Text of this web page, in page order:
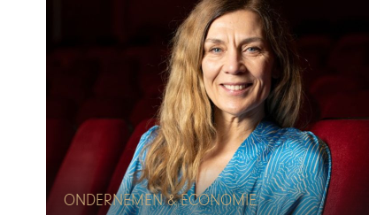
ONDERNEMEN & ECONOMIE